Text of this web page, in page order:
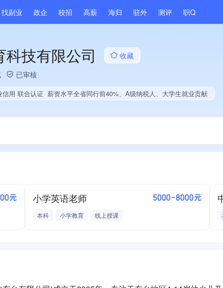
找副业 政企 校招 高薪 海归 驻外 测评 职Q
技有限公司
收藏
已审核
信用 联合认证 薪资水平全省同行前40%、A级纳税人、大学生就业贡献
元 小学英语老师 5000-8000元
本科 小学教育 线上授课